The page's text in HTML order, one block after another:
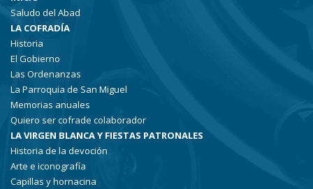
Saludo del Abad
LA COFRADÍA
Historia
El Gobierno
Las Ordenanzas
La Parroquia de San Miguel
Memorias anuales
Quiero ser cofrade colaborador
LA VIRGEN BLANCA Y FIESTAS PATRONALES
Historia de la devoción
Arte e iconografía
Capillas y hornacina